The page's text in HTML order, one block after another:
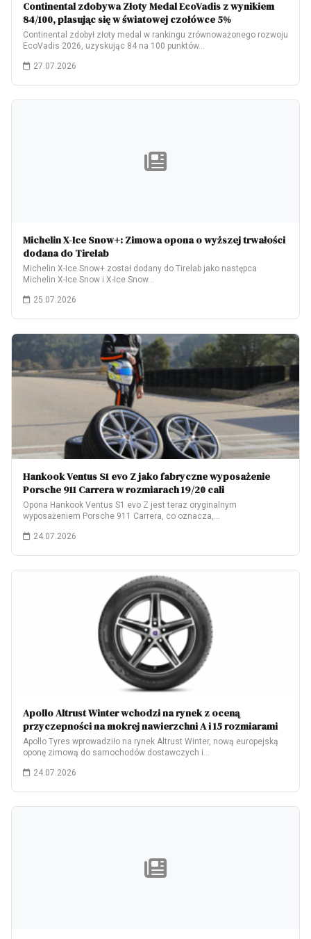
Continental zdobywa Złoty Medal EcoVadis z wynikiem
84/100, plasując się w światowej czołówce 5%
Continental zdobył złoty medal w rankingu zrównoważonego rozwoju
EcoVadis 2026, uzyskując 84 na 100 punktów…
27.07.2026
Michelin X-Ice Snow+: Zimowa opona o wyższej trwałości
dodana do Tirelab
Michelin X-Ice Snow+ został dodany do Tirelab jako następca
Michelin X-Ice Snow i X-Ice Snow…
25.07.2026
Hankook Ventus S1 evo Z jako fabryczne wyposażenie
Porsche 911 Carrera w rozmiarach 19/20 cali
Opona Hankook Ventus S1 evo Z jest teraz oryginalnym
wyposażeniem Porsche 911 Carrera, co oznacza,…
24.07.2026
Apollo Altrust Winter wchodzi na rynek z oceną
przyczepności na mokrej nawierzchni A i 15 rozmiarami
Apollo Tyres wprowadziło na rynek Altrust Winter, nową europejską
oponę zimową do samochodów dostawczych i…
24.07.2026